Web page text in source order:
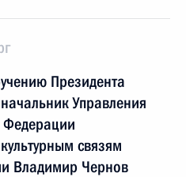
Президента
Управления
Федерации
связям
Владимир Чернов